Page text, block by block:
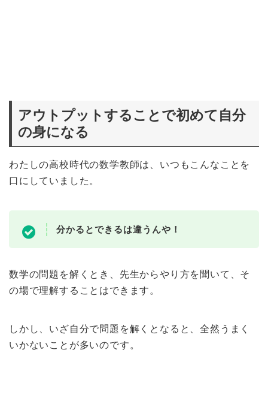
アウトプットすることで初めて自分
の身になる
わたしの高校時代の数学教師は、いつもこんなことを
口にしていました。
分かるとできるは違うんや！
数学の問題を解くとき、先生からやり方を聞いて、そ
の場で理解することはできます。
しかし、いざ自分で問題を解くとなると、全然うまく
いかないことが多いのです。